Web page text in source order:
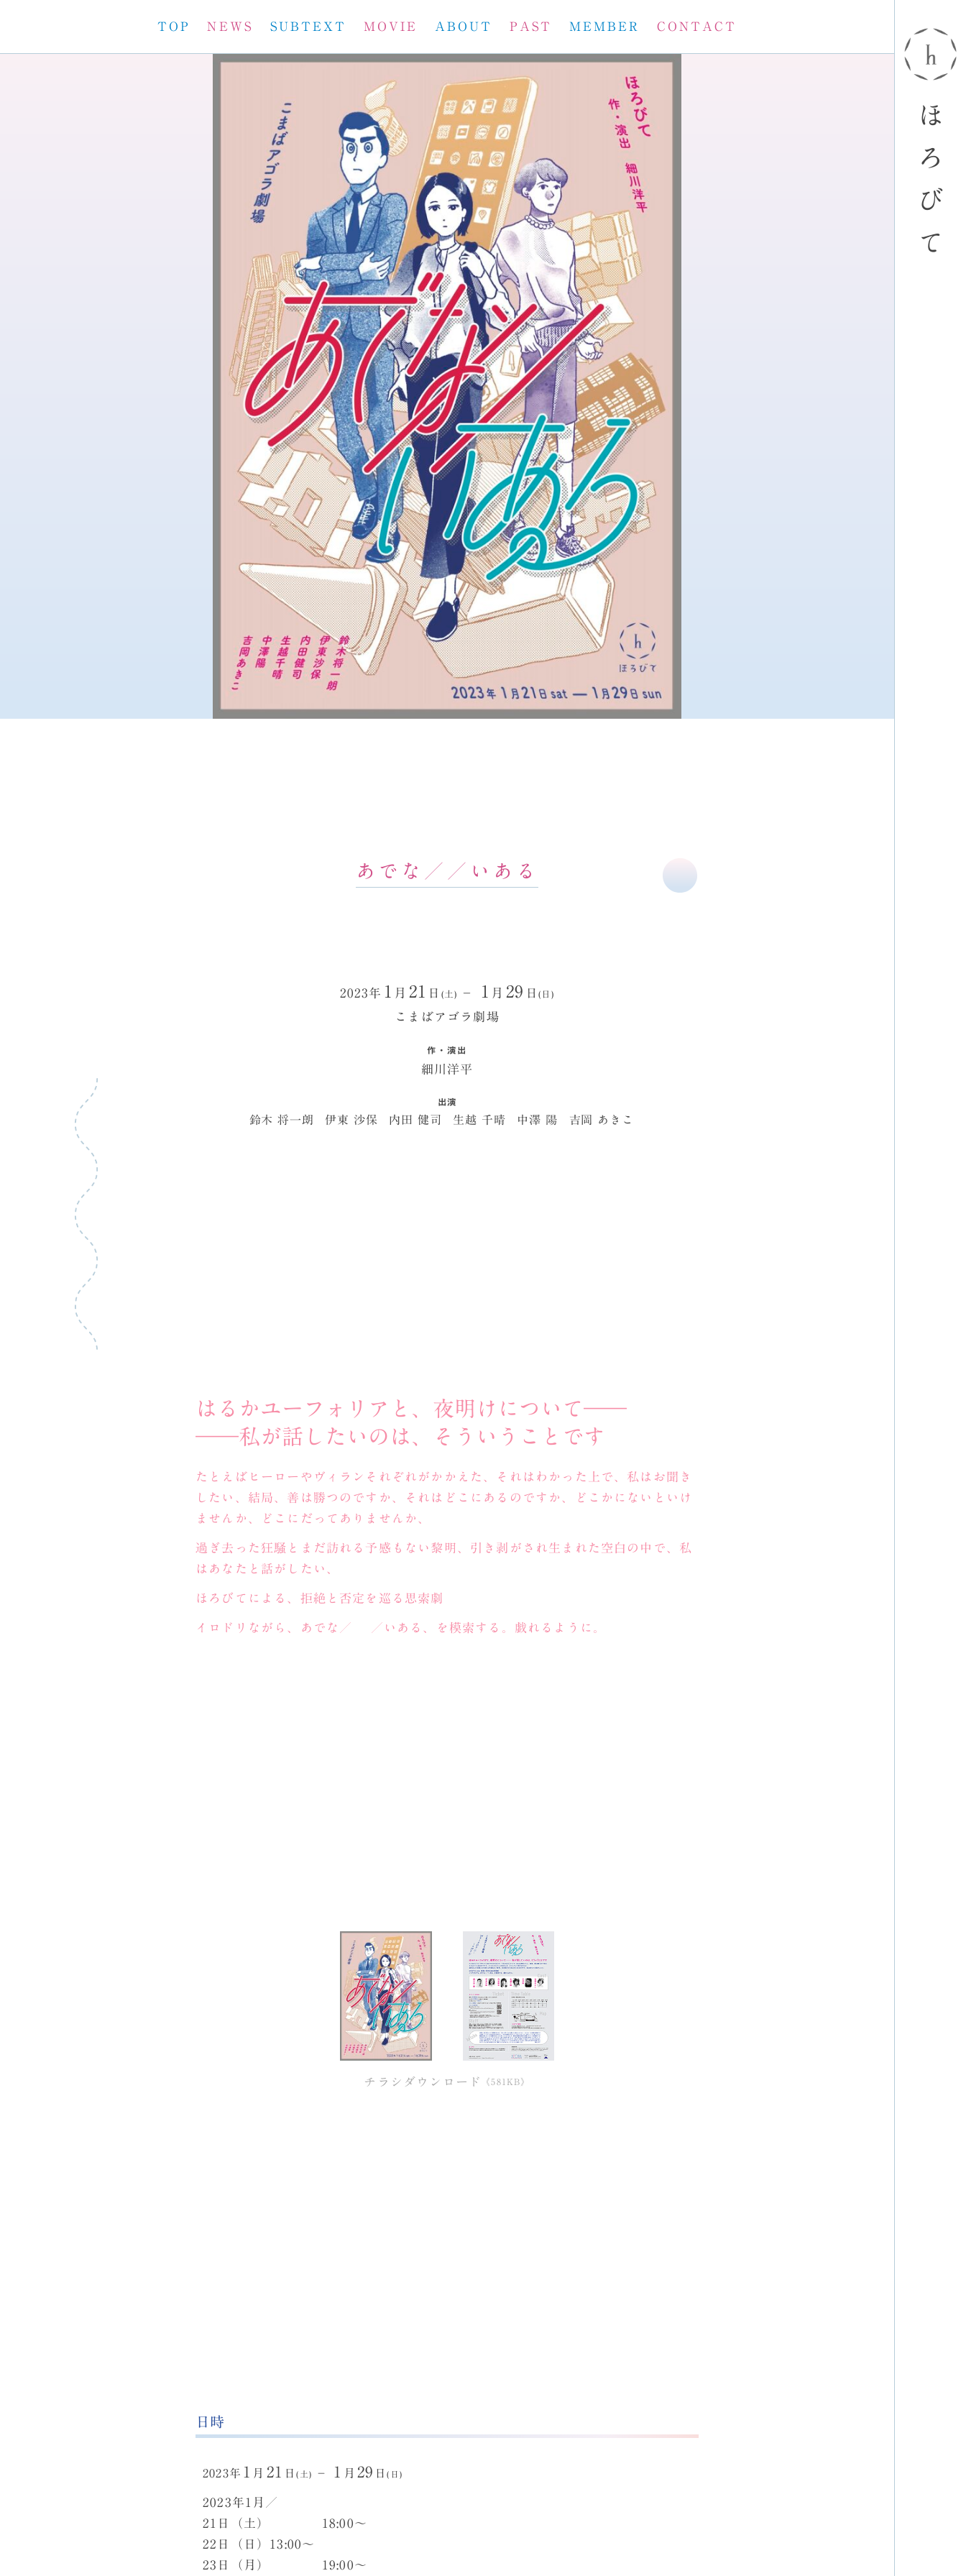
TOP NEWS SUBTEXT MOVIE ABOUT PAST MEMBER CONTACT
あでな／／いある
2023年 1 月 21 日 (土) － 1 月 29 日 (日)
こまばアゴラ劇場
作・演出
細川洋平
出演
鈴木 将一朗 伊東 沙保 内田 健司 生越 千晴 中澤 陽 吉岡 あきこ
はるかユーフォリアと、夜明けについて――
――私が話したいのは、そういうことです
たとえばヒーローやヴィランそれぞれがかかえた、それはわかった上で、私はお聞き
したい、結局、善は勝つのですか、それはどこにあるのですか、どこかにないといけ
ませんか、どこにだってありませんか、
過ぎ去った狂騒とまだ訪れる予感もない黎明、引き剥がされ生まれた空白の中で、私
はあなたと話がしたい、
ほろびてによる、拒絶と否定を巡る思索劇
イロドリながら、あでな／ ／いある、を模索する。戯れるように。
チラシダウンロード 《581KB》
日時
2023年 1 月 21 日(土) － 1 月 29 日(日)
2023年1月／
21日（土） 18:00〜
22日（日）13:00〜
23日（月） 19:00〜
ほ
ろ
び
て